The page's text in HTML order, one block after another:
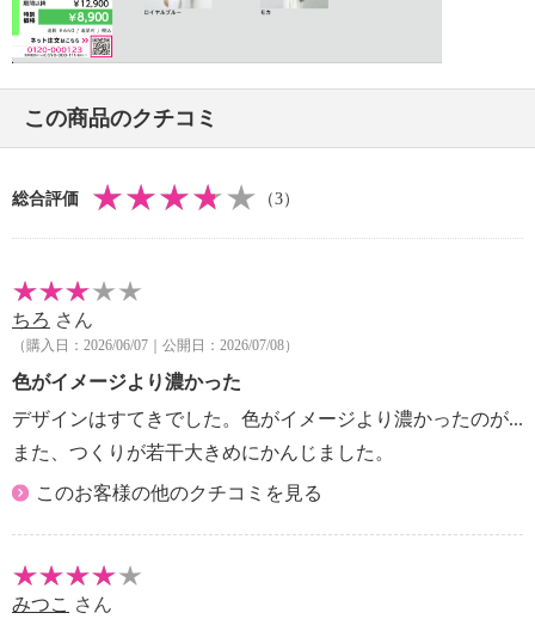
・水や汗などによる色落ち、色移り注意
・ネット使用
・無蛍光洗剤使用
・中国製
Video
この商品のクチコミ
総合評価 （3）
ちろ さん
（購入日：2026/06/07｜公開日：2026/07/08）
色がイメージより濃かった
デザインはすてきでした。色がイメージより濃かったのが...
また、つくりが若干大きめにかんじました。
このお客様の他のクチコミを見る
みつこ さん